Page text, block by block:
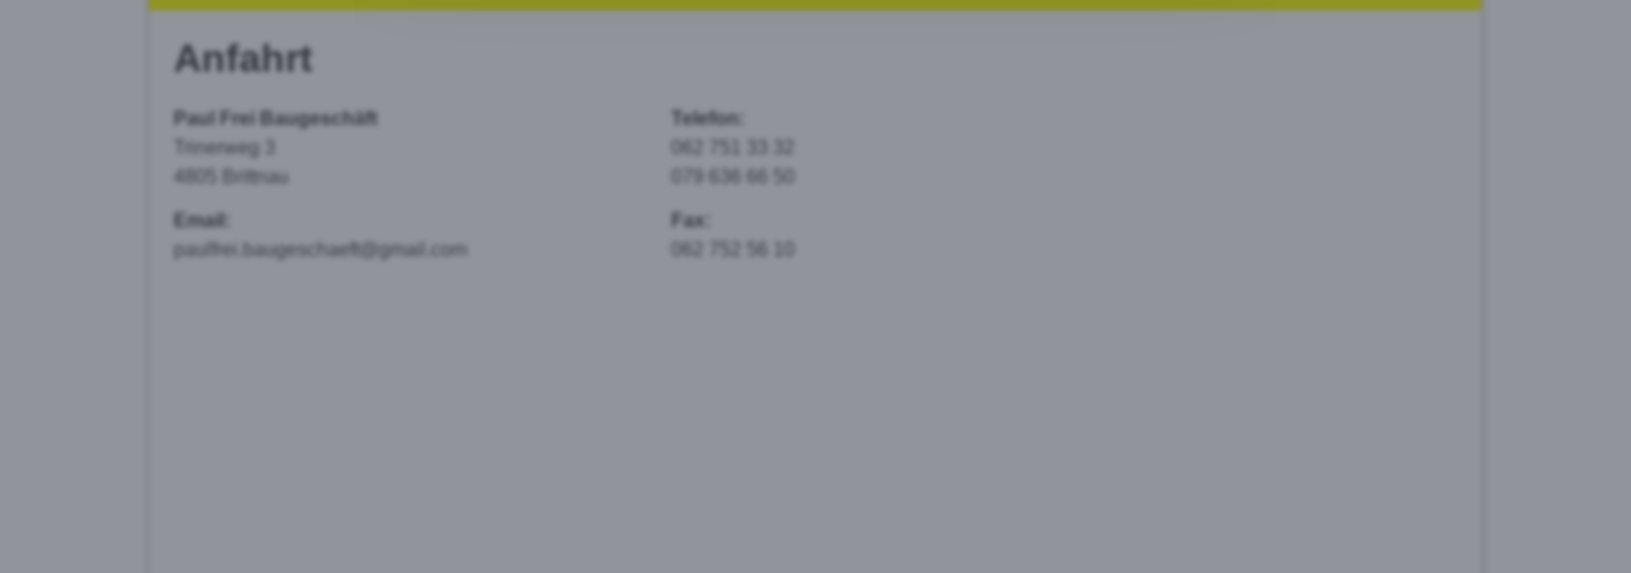
Anfahrt
Paul Frei
Baugeschäft
Trinerweg 3
4805 Brittnau
Email:
paulfrei.baugeschaeft@gmail.com
Telefon:
Fax: